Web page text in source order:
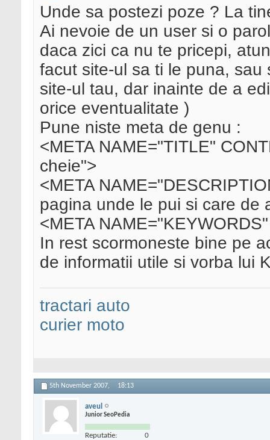
Unde sa postezi poze ? La
Ai nevoie de un user si o
daca zici ca nu te pricepi,
facut site-ul sa ti le puna,
site-ul tau, dar inainte de a
orice eventualitate )
Pune niste meta de genu :
<META NAME="TITLE"
cheie">
<META
pagina unde le pui si care de
<META
In rest scormoneste bine pe
de informatii utile si vorba lui
tractari auto
curier moto
5th November 2007, 18:13
aveul
Junior SeoPedia
Reputatie: 0